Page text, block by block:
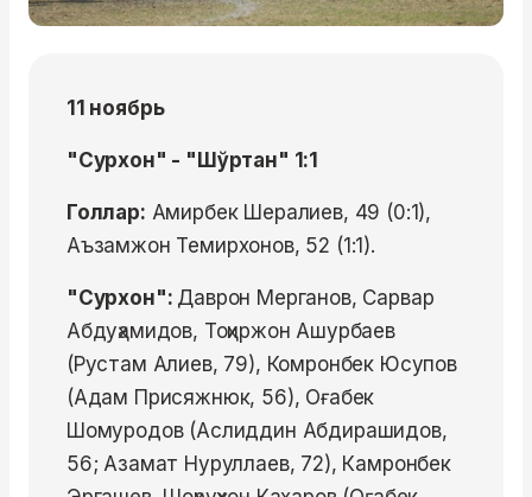
11 ноябрь
"Сурхон" - "Шўртан" 1:1
Голлар: Амирбек Шералиев, 49 (0:1),
Аъзамжон Темирхонов, 52 (1:1).
"Сурхон": Даврон Мерганов, Сарвар
Абдуҳамидов, Тоҳиржон Ашурбаев
(Рустам Алиев, 79), Комронбек Юсупов
(Адам Присяжнюк, 56), Оғабек
Шомуродов (Аслиддин Абдирашидов,
56; Азамат Нуруллаев, 72), Камронбек